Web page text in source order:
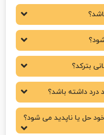
بترکد؟
درد داشته باشد؟
حل یا ناپدید می شود؟